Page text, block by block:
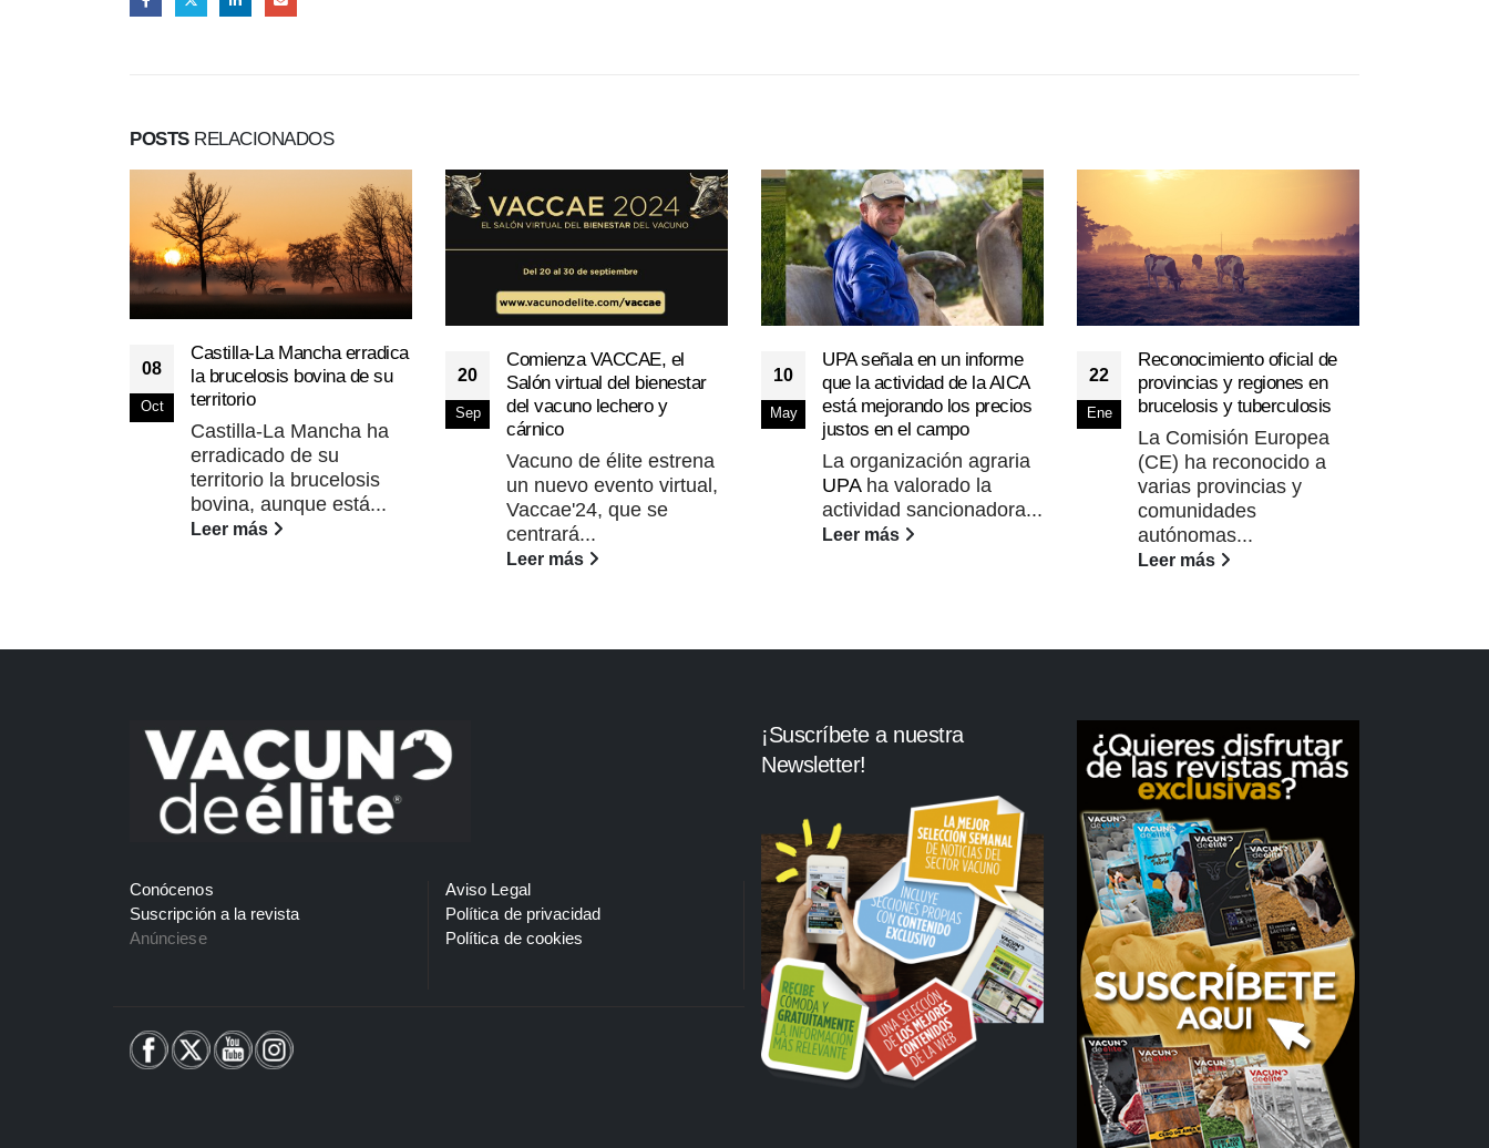
POSTSRELACIONADOS
08
Oct
Castilla-La Mancha erradica
la brucelosis bovina de su
territorio
Castilla-La Mancha ha
erradicado de su
territorio la brucelosis
bovina, aunque está...
Leer más
20
Sep
Comienza VACCAE, el
Salón virtual del bienestar
del vacuno lechero y
cárnico
Vacuno de élite estrena
un nuevo evento virtual,
Vaccae'24, que se
centrará...
Leer más
10
May
UPA señala en un informe
que la actividad de la AICA
está mejorando los precios
justos en el campo
La organización agraria
UPAha valorado la
actividad sancionadora...
Leer más
22
Ene
Reconocimiento oficial de
provincias y regiones en
brucelosis y tuberculosis
La Comisión Europea
(CE) ha reconocido a
varias provincias y
comunidades
autónomas...
Leer más
Conócenos
Suscripción a la revista
Anúnciese
Aviso Legal
Política de privacidad
Política de cookies
¡Suscríbete a nuestra
Newsletter!